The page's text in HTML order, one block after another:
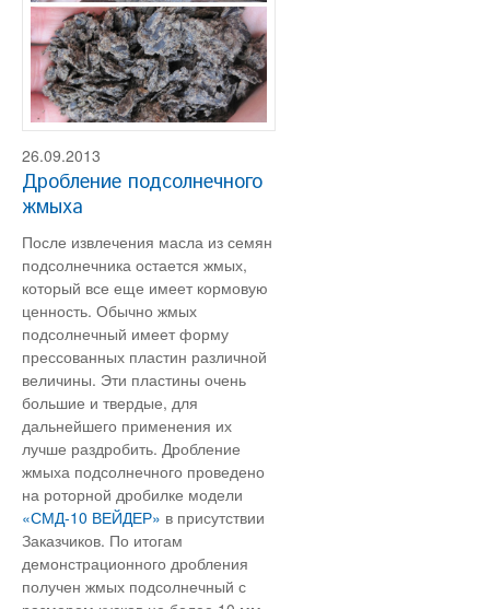
26.09.2013
Дробление подсолнечного
жмыха
После извлечения масла из семян
подсолнечника остается жмых,
который все еще имеет кормовую
ценность. Обычно жмых
подсолнечный имеет форму
прессованных пластин различной
величины. Эти пластины очень
большие и твердые, для
дальнейшего применения их
лучше раздробить. Дробление
жмыха подсолнечного проведено
на роторной дробилке модели
«СМД-10 ВЕЙДЕР» в присутствии
Заказчиков. По итогам
демонстрационного дробления
получен жмых подсолнечный с